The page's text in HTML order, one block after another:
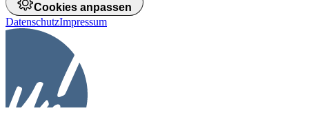
Cookies anpassen
DatenschutzImpressum